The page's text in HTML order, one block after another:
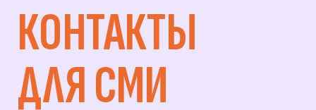
КОНТАКТЫ
ДЛЯ СМИ